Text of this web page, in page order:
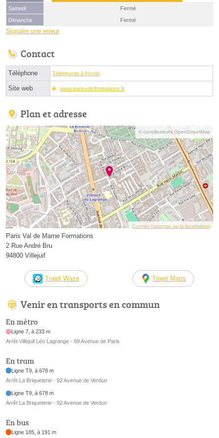
Samedi
Fermé
Dimanche
Fermé
Signaler une erreur
Contact
Téléphone Téléphoner à l'école
Site web www.parisvdmformations.fr
Plan et adresse
© contributeurs OpenStreetMap
Corriger l’adresse ou la localisation
Paris Val de Marne Formations
2 Rue André Bru
94800 Villejuif
Trajet Waze Trajet Maps
Venir en transports en commun
En métro
Ligne 7, à 233 m
Arrêt Villejuif Léo Lagrange - 69 Avenue de Paris
En tram
Ligne T9, à 678 m
Arrêt La Briqueterie - 92 Avenue de Verdun
Ligne T9, à 678 m
Arrêt La Briqueterie - 92 Avenue de Verdun
En bus
Ligne 185, à 191 m